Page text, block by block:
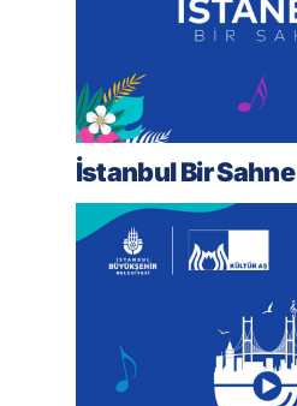
İstanbul Bir Sahne